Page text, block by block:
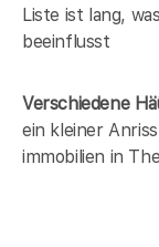
Liste ist lang,
beeinflusst
Verschiedene
ein kleiner
immobilien in